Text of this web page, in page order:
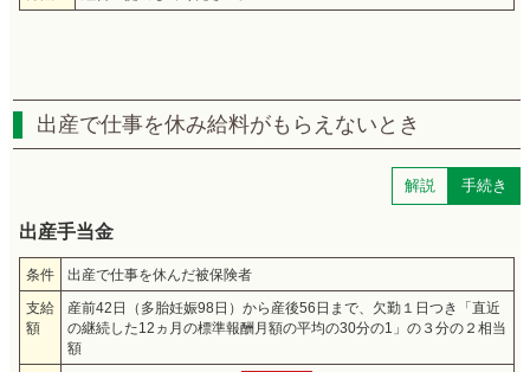
出産で仕事を休み給料がもらえないとき
解説 手続き
出産手当金
条件 出産で仕事を休んだ被保険者
支給
額
産前42日（多胎妊娠98日）から産後56日まで、欠勤１日つき「直近
の継続した12ヵ月の標準報酬月額の平均の30分の1」の３分の２相当
額